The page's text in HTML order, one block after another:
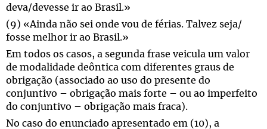
deva/devesse ir ao Brasil.»
(9) «Ainda não sei onde vou de férias. Talvez seja/
fosse melhor ir ao Brasil.»
Em todos os casos, a segunda frase veicula um valor
de modalidade deôntica com diferentes graus de
obrigação (associado ao uso do presente do
conjuntivo – obrigação mais forte – ou ao imperfeito
do conjuntivo – obrigação mais fraca).
No caso do enunciado apresentado em (10), a